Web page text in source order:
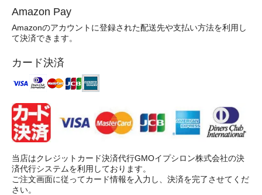
Amazon Pay
Amazonのアカウントに登録された配送先や支払い方法を利用し
て決済できます。
カード決済
当店はクレジットカード決済代行GMOイプシロン株式会社の決
済代行システムを利用しております。
ご注文画面に従ってカード情報を入力し、決済を完了させてくだ
さい。